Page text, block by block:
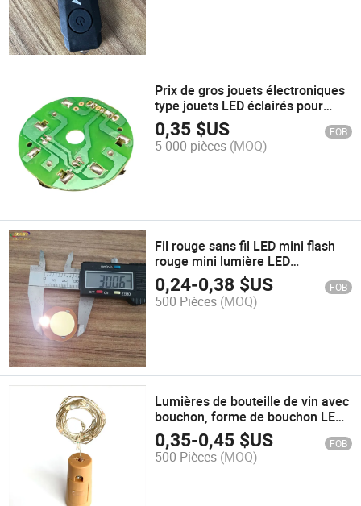
Prix de gros jouets électroniques
type jouets LED éclairés pour
enfants promotion
0,35 $US FOB
5 000 pièces (MOQ)
Fil rouge sans fil LED mini flash
rouge mini lumière LED
d'affichage
0,24-0,38 $US FOB
500 Pièces (MOQ)
Lumières de bouteille de vin avec
bouchon, forme de bouchon LED
en fil de cuivre argenté coloré,
mini lumières en guirlande
féérique, bouchon de vin LED
0,35-0,45 $US FOB
500 Pièces (MOQ)